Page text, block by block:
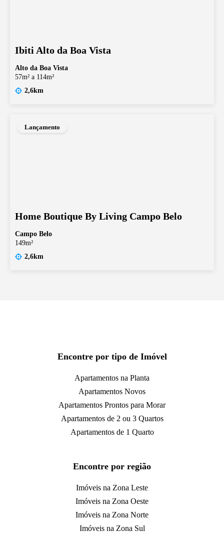
Ibiti Alto da Boa Vista
Alto da Boa Vista
57m² a 114m²
2,6km
Lançamento
Home Boutique By Living Campo Belo
Campo Belo
149m²
2,6km
Encontre por tipo de Imóvel
Apartamentos na Planta
Apartamentos Novos
Apartamentos Prontos para Morar
Apartamentos de 2 ou 3 Quartos
Apartamentos de 1 Quarto
Encontre por região
Imóveis na Zona Leste
Imóveis na Zona Oeste
Imóveis na Zona Norte
Imóveis na Zona Sul